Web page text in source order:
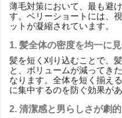
薄毛対策において、最も避
す。ベリーショートには、
ットが凝縮されています。
1. 髪全体の密度を均一に
髪を短く刈り込むことで、
と、ボリュームが減ってき
なります。全体を短く揃え
に集中するのを防ぐ効果があ
2. 清潔感と男らしさが劇